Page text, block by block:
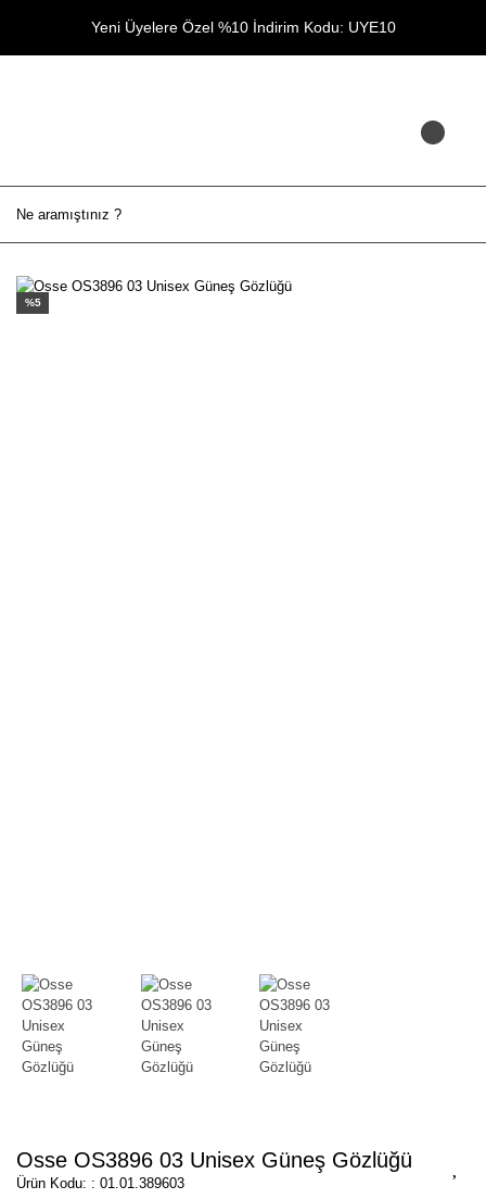
Yeni Üyelere Özel %10 İndirim Kodu: UYE10
%5
Osse OS3896 03 Unisex Güneş Gözlüğü
Ürün Kodu: : 01.01.389603